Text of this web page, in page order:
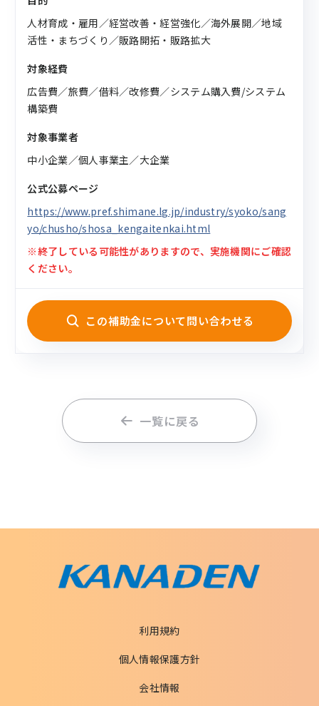
人材育成・雇用／経営改善・経営強化／海外展開／地域
活性・まちづくり／販路開拓・販路拡大
対象経費
広告費／旅費／借料／改修費／システム購入費/システム
構築費
対象事業者
中小企業／個人事業主／大企業
公式公募ページ
https://www.pref.shimane.lg.jp/industry/syoko/sang
yo/chusho/shosa_kengaitenkai.html
※終了している可能性がありますので、実施機関にご確認
ください。
この補助金について問い合わせる
一覧に戻る
利用規約
個人情報保護方針
会社情報